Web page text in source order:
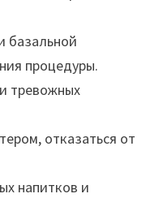
базальной
процедуры.
тревожных
отказаться от
напитков и